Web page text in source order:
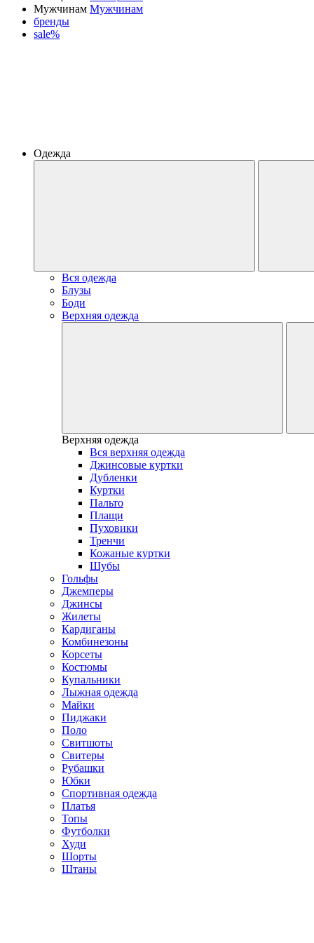
Мужчинам Мужчинам
бренды
sale%
Одежда
Вся одежда
Блузы
Боди
Верхняя одежда
Верхняя одежда
Вся верхняя одежда
Джинсовые куртки
Дубленки
Куртки
Пальто
Плащи
Пуховики
Тренчи
Кожаные куртки
Шубы
Гольфы
Джемперы
Джинсы
Жилеты
Кардиганы
Комбинезоны
Корсеты
Костюмы
Купальники
Лыжная одежда
Майки
Пиджаки
Поло
Свитшоты
Свитеры
Рубашки
Юбки
Спортивная одежда
Платья
Топы
Футболки
Худи
Шорты
Штаны